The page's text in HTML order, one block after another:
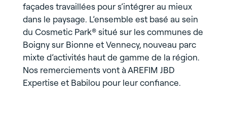
façades travaillées pour s’intégrer au mieux
dans le paysage. L’ensemble est basé au sein
du Cosmetic Park® situé sur les communes de
Boigny sur Bionne et Vennecy, nouveau parc
mixte d’activités haut de gamme de la région.
Nos remerciements vont à AREFIM JBD
Expertise et Babilou pour leur confiance.